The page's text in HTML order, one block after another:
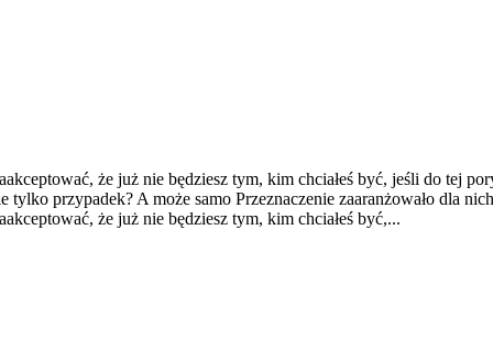
że już nie będziesz tym, kim chciałeś być, jeśli do tej
przypadek? A może samo Przeznaczenie zaaranżowało dla
że już nie będziesz tym, kim chciałeś być,...